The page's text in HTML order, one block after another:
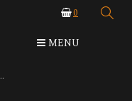
0
MENU
- Syrah 1.5L